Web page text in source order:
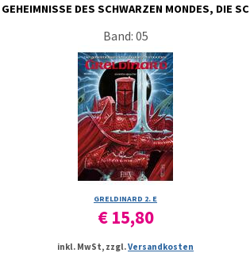
GEHEIMNISSE DES SCHWARZEN MONDES, DIE SC
Band: 05
GRELDINARD 2. E
€ 15,80
inkl. MwSt, zzgl.Versandkosten